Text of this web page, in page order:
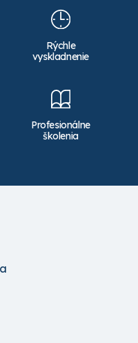
Rýchle
vyskladnenie
Profesionálne
školenia